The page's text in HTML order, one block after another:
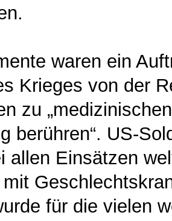
waren ein
Krieges von der
zu
berühren“. US-
allen Einsätzen
für die vielen